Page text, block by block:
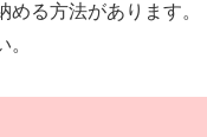
る方法があります。